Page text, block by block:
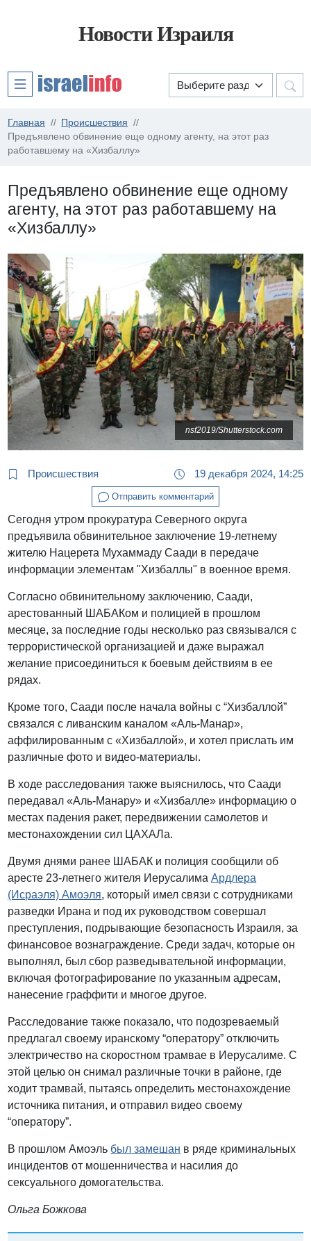
Новости Израиля
Главная
Происшествия
Предъявлено обвинение еще одному агенту, на этот раз
работавшему на «Хизбаллу»
Предъявлено обвинение еще одному
агенту, на этот раз работавшему на
«Хизбаллу»
nsf2019/Shutterstock.com
Происшествия 19 декабря 2024, 14:25
Отправить комментарий
Сегодня утром прокуратура Северного округа
предъявила обвинительное заключение 19-летнему
жителю Нацерета Мухаммаду Саади в передаче
информации элементам "Хизбаллы" в военное время.
Согласно обвинительному заключению, Саади,
арестованный ШАБАКом и полицией в прошлом
месяце, за последние годы несколько раз связывался с
террористической организацией и даже выражал
желание присоединиться к боевым действиям в ее
рядах.
Кроме того, Саади после начала войны с “Хизбаллой”
связался с ливанским каналом «Аль-Манар»,
аффилированным с «Хизбаллой», и хотел прислать им
различные фото и видео-материалы.
В ходе расследования также выяснилось, что Саади
передавал «Аль-Манару» и «Хизбалле» информацию о
местах падения ракет, передвижении самолетов и
местонахождении сил ЦАХАЛа.
Двумя днями ранее ШАБАК и полиция сообщили об
аресте 23-летнего жителя ИерусалимаАрдлера
(Исраэля) Амоэля, который имел связи с сотрудниками
разведки Ирана и под их руководством совершал
преступления, подрывающие безопасность Израиля, за
финансовое вознаграждение. Среди задач, которые он
выполнял, был сбор разведывательной информации,
включая фотографирование по указанным адресам,
нанесение граффити и многое другое.
Расследование также показало, что подозреваемый
предлагал своему иранскому “оператору” отключить
электричество на скоростном трамвае в Иерусалиме. С
этой целью он снимал различные точки в районе, где
ходит трамвай, пытаясь определить местонахождение
источника питания, и отправил видео своему
“оператору”.
В прошлом Амоэль был замешан в ряде криминальных
инцидентов от мошенничества и насилия до
сексуального домогательства.
Ольга Божкова